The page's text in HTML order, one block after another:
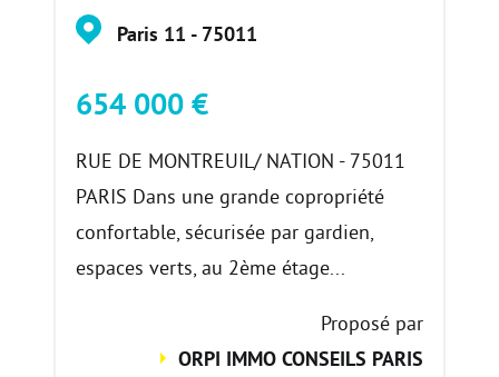
Paris 11 - 75011
654 000 €
RUE DE MONTREUIL/ NATION - 75011
PARIS Dans une grande copropriété
confortable, sécurisée par gardien,
espaces verts, au 2ème étage...
Proposé par
ORPI IMMO CONSEILS PARIS